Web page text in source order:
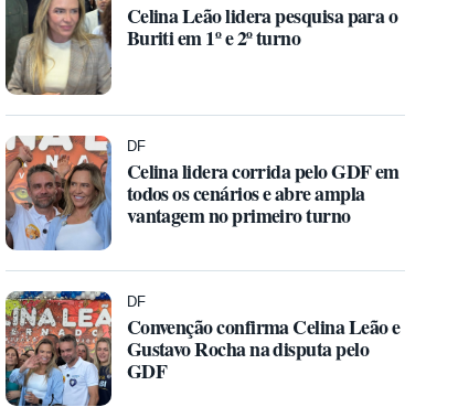
Celina Leão lidera pesquisa para o
Buriti em 1º e 2º turno
DF
Celina lidera corrida pelo GDF em
todos os cenários e abre ampla
vantagem no primeiro turno
DF
Convenção confirma Celina Leão e
Gustavo Rocha na disputa pelo
GDF